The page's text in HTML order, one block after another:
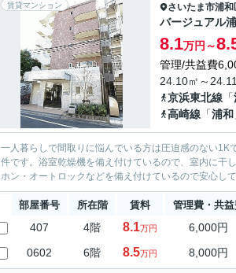
賃貸マンション さいたま市浦和
バージュアル
8.1万円～
管理/共益費
24.10㎡～
京浜東北線 「
高崎線 「浦和
一人暮らしで間取りに悩んでいる方は圧迫感のない
件です。浴室乾燥機を備え付けているので、室内に干
ホン・オートロックなどを備え付けているので安心し
部屋番号 所在階 賃料 管理費・共益
407 4階 8.1万円 6,000円
0602 6階 8.5万円 8,000円